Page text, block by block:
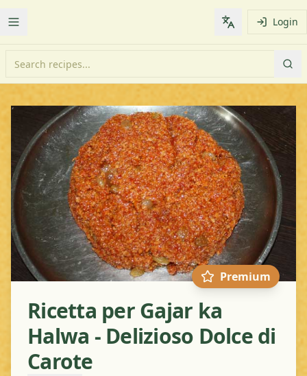
Toggle Menu Change Login
Premium
Ricetta per Gajar ka
Halwa - Delizioso Dolce di
Carote